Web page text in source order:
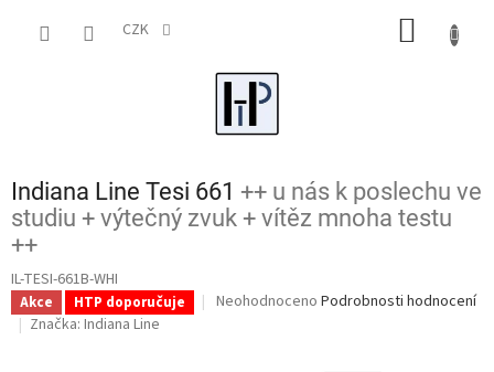
CZK
Indiana Line Tesi 661 ++ u nás k poslechu ve
studiu + výtečný zvuk + vítěz mnoha testu
++
IL-TESI-661B-WHI
Akce HTP doporučuje
Průměrné
Neohodnoceno Podrobnosti hodnocení
Značka: Indiana Line